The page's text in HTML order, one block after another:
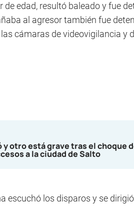
edad, resultó baleado y fue
al agresor también fue
cámaras de videovigilancia y
otro está grave tras el choque
a la ciudad de Salto
escuchó los disparos y se